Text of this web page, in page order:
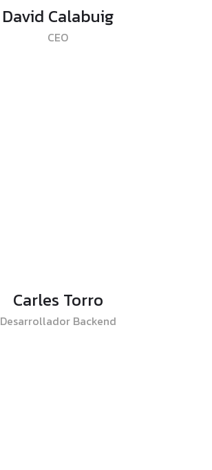
David Calabuig
CEO
Carles Torro
Desarrollador Backend